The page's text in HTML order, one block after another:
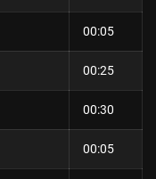
00:05
00:25
00:30
00:05